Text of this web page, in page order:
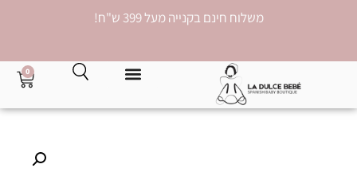
משלוח חינם בקנייה מעל 399 ש"ח!
0